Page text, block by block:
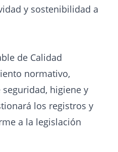
y sostenibilidad a
de Calidad
normativo,
higiene y
los registros y
a la legislación